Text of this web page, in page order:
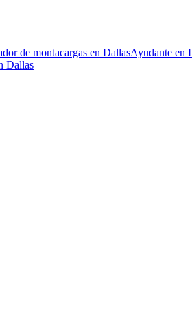
de montacargas en DallasAyudante en
Dallas